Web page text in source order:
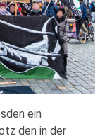
ein
den in der